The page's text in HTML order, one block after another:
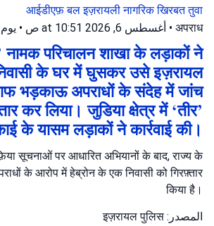
आईडीएफ़ बलइज़रायली नागरिकखिरबत तुवा
अपराध
• أغسطس 6, 2026 at 10:51 ص •
नामक परिचालन शाखा के लड़ाकों ने
के घर में घुसकर उसे इज़रायल
भड़काऊ अपराधों के संदेह में जांच
कर लिया। जुडिया क्षेत्र में ‘तीर’
के यासम लड़ाकों ने कार्रवाई की।
सूचनाओं पर आधारित अभियानों के बाद, राज्य के
के आरोप में हेब्रोन के एक निवासी को गिरफ़्तार
किया है।
المصدر: इज़रायल पुलिस